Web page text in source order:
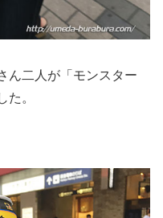
ん二人が「モンスター
た。